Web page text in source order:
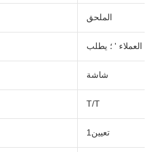
الملحق
العملاء ' ؛ يطلب
شاشة
T/T
تعيين1